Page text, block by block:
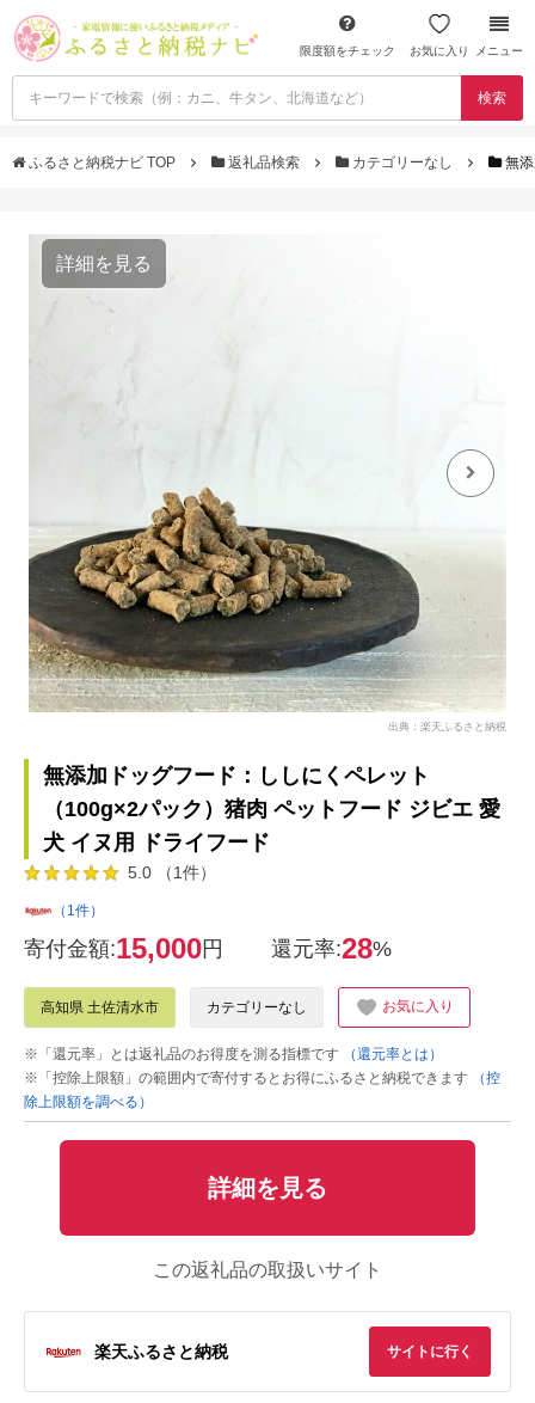
限度額をチェック お気に入り メニュー
検索
ふるさと納税ナビ TOP 返礼品検索 カテゴリーなし 無
詳細を見る
出典：楽天ふるさと納税
無添加ドッグフード：ししにくペレット
（100g×2パック）猪肉 ペットフード ジビエ 愛
犬 イヌ用 ドライフード
5.0 （1件）
（1件）
寄付金額:15,000円 還元率:28%
高知県 土佐清水市 カテゴリーなし お気に入り
※「還元率」とは返礼品のお得度を測る指標です
（還元率とは）
※「控除上限額」の範囲内で寄付するとお得にふるさと納税できます
（控
除上限額を調べる）
詳細を見る
この返礼品の取扱いサイト
楽天ふるさと納税 サイトに行く